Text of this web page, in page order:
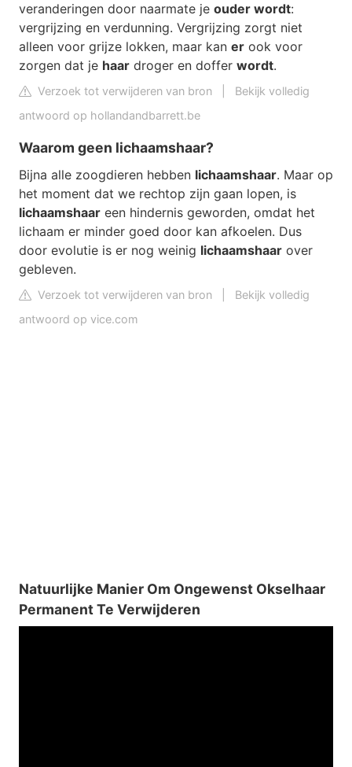
veranderingen door naarmate je ouder wordt:
vergrijzing en verdunning. Vergrijzing zorgt niet
alleen voor grijze lokken, maar kan er ook voor
zorgen dat je haar droger en doffer wordt.
Verzoek tot verwijderen van bron
Bekijk volledig
antwoord op hollandandbarrett.be
Waarom geen lichaamshaar?
Bijna alle zoogdieren hebben lichaamshaar. Maar op
het moment dat we rechtop zijn gaan lopen, is
lichaamshaar een hindernis geworden, omdat het
lichaam er minder goed door kan afkoelen. Dus
door evolutie is er nog weinig lichaamshaar over
gebleven.
Verzoek tot verwijderen van bron
Bekijk volledig
antwoord op vice.com
Natuurlijke Manier Om Ongewenst Okselhaar
Permanent Te Verwijderen